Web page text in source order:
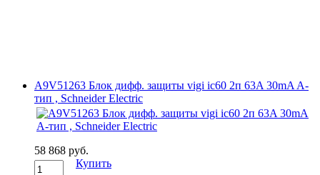
A9V51263 Блок дифф. защиты vigi ic60 2п 63A 30mA A-
тип , Schneider Electric
58 868 руб.
Купить